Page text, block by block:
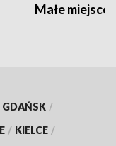
Małe
GDAŃSK /
/ KIELCE /